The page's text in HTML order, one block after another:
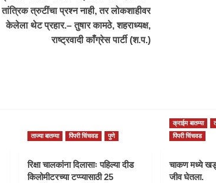
तांत्रिक त्रुटींचा प्रश्न नाही, तर लोकशाहीवर
केलेला थेट प्रहार.– तुषार कामठे, शहराध्यक्ष,
राष्ट्रवादी काँग्रेस पार्टी (श.प.)
ताज्या बातम्या पिंपरी चिंचवड पुणे
रिक्षा चालकांना दिलासाः पहिल्या दीड
किलोमीटरच्या टप्प्यासाठी 25
क्राईम बातम्या
पिंपरी चिंचवड
चाकण मध्ये
जीव घेतला.